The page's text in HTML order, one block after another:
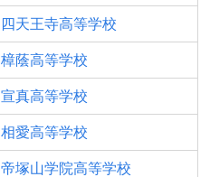
四天王寺高等学校
樟蔭高等学校
宣真高等学校
相愛高等学校
帝塚山学院高等学校